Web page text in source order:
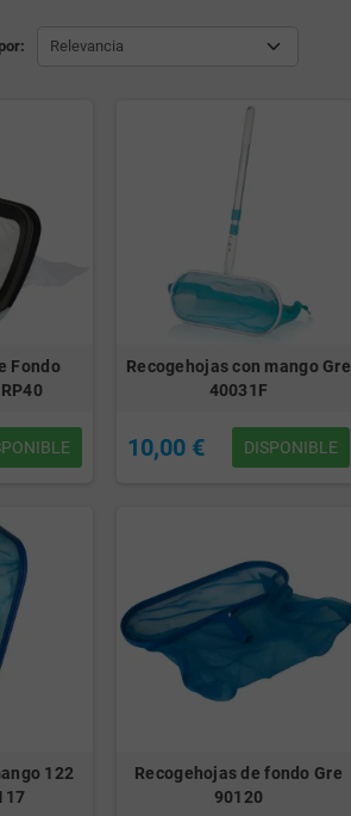
Relevancia
Fondo
Recogehojas con mango Gre
40031F
10,00 € DISPONIBLE
122
Recogehojas de fondo Gre
90120